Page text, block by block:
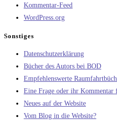
Kommentar-Feed
WordPress.org
Sonstiges
Datenschutzerklärung
Bücher des Autors bei BOD
Empfehlenswerte
Eine Frage oder ihr Kommentar
Neues auf der Website
Vom Blog in die Website?